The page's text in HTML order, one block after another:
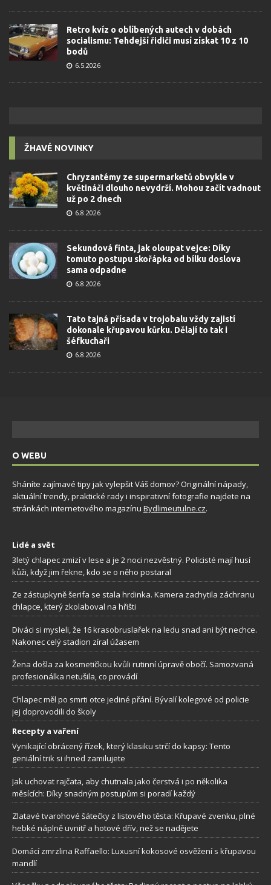
Retro kvíz o oblíbených autech v dobách
socialismu: Tehdejší řidiči musí získat 10 z 10
bodů
6.5.2026
ŽHAVÉ NOVINKY
Chryzantémy ze supermarketů obvykle v
květináči dlouho nevydrží. Mohou začít vadnout
už po 2 dnech
6.8.2026
Sekundová finta, jak oloupat vejce: Díky
tomuto postupu skořápka od bílku doslova
sama odpadne
6.8.2026
Tato tajná přísada v trojobalu vždy zajistí
dokonale křupavou kůrku. Dělají to tak i
šéfkuchaři
6.8.2026
O WEBU
Sháníte zajímavé tipy jak vylepšit Váš domov? Originální nápady,
aktuální trendy, praktické rady i inspirativní fotografie najdete na
stránkách internetového magazínu Bydlimeutulne.cz.
Lidé a svět
3letý chlapec zmizí v lese a je 2 noci nezvěstný. Policisté mají husí
kůži, když jim řekne, kdo se o něho postaral
Ze zástupkyně šerifa se stala hrdinka. Kamera zachytila záchranu
chlapce, který zkolaboval na hřišti
Diváci si mysleli, že 16 krasobruslařek na ledu snad ani být nechce.
Nakonec celý stadion zíral úžasem
Žena došla za kosmetičkou kvůli rutinní úpravě obočí. Samozvaná
profesionálka netušila, co provádí
Chlapec měl po smrti otce jediné přání. Bývalí kolegové od policie
jej doprovodili do školy
Recepty a vaření
Vynikající obrácený řízek, který klasiku strčí do kapsy: Tento
geniální trik si ihned zamilujete
Jak uchovat rajčata, aby chutnala jako čerstvá i po několika
měsících: Díky snadným postupům si poradí každý
Zlatavé tvarohové šátečky z listového těsta: Křupavé zvenku, plné
hebké náplně uvnitř a hotové dřív, než se nadějete
Domácí zmrzlina Raffaello: Luxusní kokosové osvěžení s křupavou
mandlí